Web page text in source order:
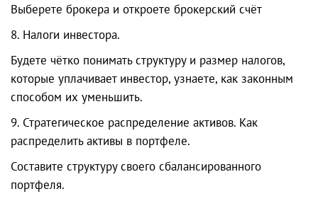
Выберете брокера и откроете брокерский счёт
8. Налоги инвестора.
Будете чётко понимать структуру и размер налогов,
которые уплачивает инвестор, узнаете, как законным
способом их уменьшить.
9. Стратегическое распределение активов. Как
распределить активы в портфеле.
Составите структуру своего сбалансированного
портфеля.